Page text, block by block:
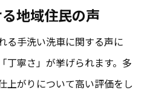
地域住民の声
る手洗い洗車に関する声に
丁寧さ」が挙げられます。多
上がりについて高い評価をし